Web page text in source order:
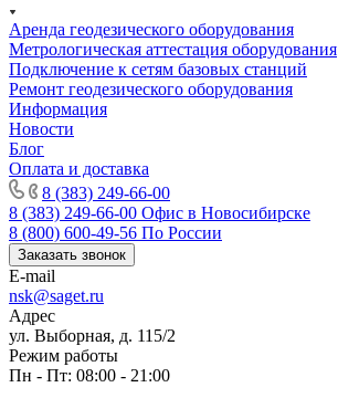
Аренда геодезического оборудования
Метрологическая аттестация оборудования
Подключение к сетям базовых станций
Ремонт геодезического оборудования
Информация
Новости
Блог
Оплата и доставка
8 (383) 249-66-00
8 (383) 249-66-00 Офис в Новосибирске
8 (800) 600-49-56 По России
Заказать звонок
E-mail
nsk@saget.ru
Адрес
ул. Выборная, д. 115/2
Режим работы
Пн - Пт: 08:00 - 21:00